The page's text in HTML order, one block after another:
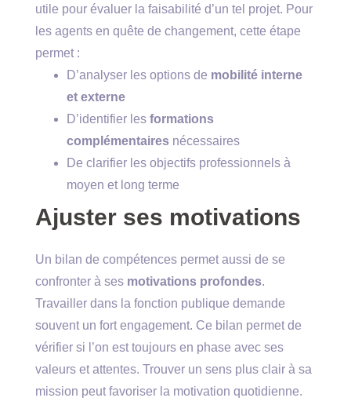
utile pour évaluer la faisabilité d’un tel projet. Pour
les agents en quête de changement, cette étape
permet :
D’analyser les options de mobilité interne
et externe
D’identifier les formations
complémentaires nécessaires
De clarifier les objectifs professionnels à
moyen et long terme
Ajuster ses motivations
Un bilan de compétences permet aussi de se
confronter à ses motivations profondes.
Travailler dans la fonction publique demande
souvent un fort engagement. Ce bilan permet de
vérifier si l’on est toujours en phase avec ses
valeurs et attentes. Trouver un sens plus clair à sa
mission peut favoriser la motivation quotidienne.